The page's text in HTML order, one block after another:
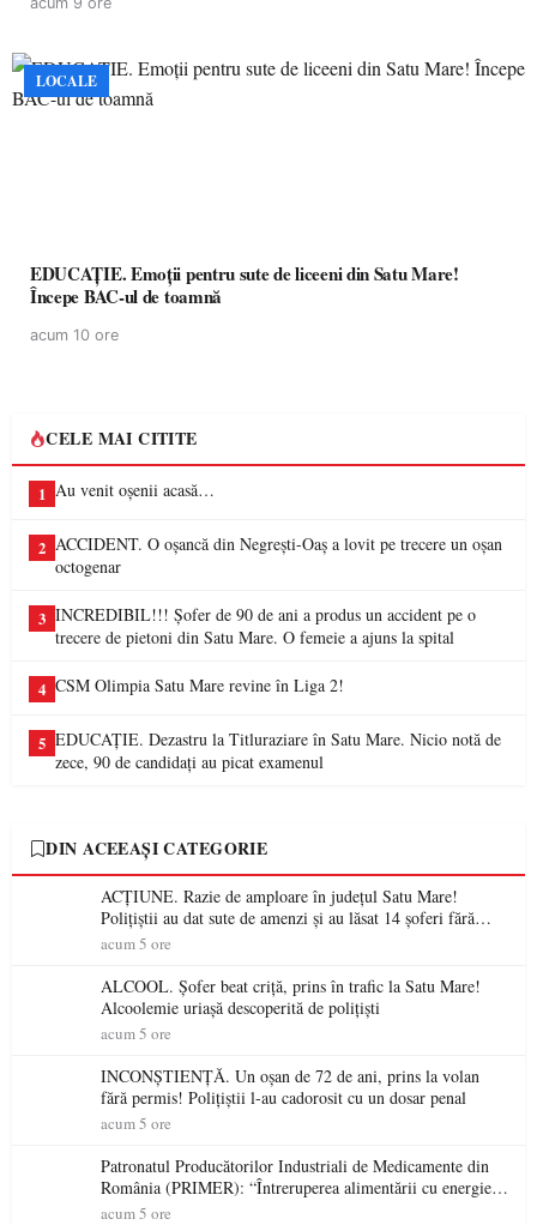
LOCALE
EDUCAȚIE. Emoții pentru sute de liceeni din Satu Mare!
Începe BAC-ul de toamnă
acum 10 ore
CELE MAI CITITE
1 Au venit oșenii acasă…
2 ACCIDENT. O oșancă din Negrești-Oaș a lovit pe trecere un oșan
octogenar
3 INCREDIBIL!!! Șofer de 90 de ani a produs un accident pe o
trecere de pietoni din Satu Mare. O femeie a ajuns la spital
4 CSM Olimpia Satu Mare revine în Liga 2!
5 EDUCAȚIE. Dezastru la Titluraziare în Satu Mare. Nicio notă de
zece, 90 de candidați au picat examenul
DIN ACEEAȘI CATEGORIE
ACȚIUNE. Razie de amploare în județul Satu Mare!
Polițiștii au dat sute de amenzi și au lăsat 14 șoferi fără
permis într-o singură zi
acum 5 ore
ALCOOL. Șofer beat criță, prins în trafic la Satu Mare!
Alcoolemie uriașă descoperită de polițiști
acum 5 ore
INCONȘTIENȚĂ. Un oșan de 72 de ani, prins la volan
fără permis! Polițiștii l-au cadorosit cu un dosar penal
acum 5 ore
Patronatul Producătorilor Industriali de Medicamente din
România (PRIMER): “Întreruperea alimentării cu energie
electrică a fabricilor de medicamente va pune în pericol
acum 5 ore